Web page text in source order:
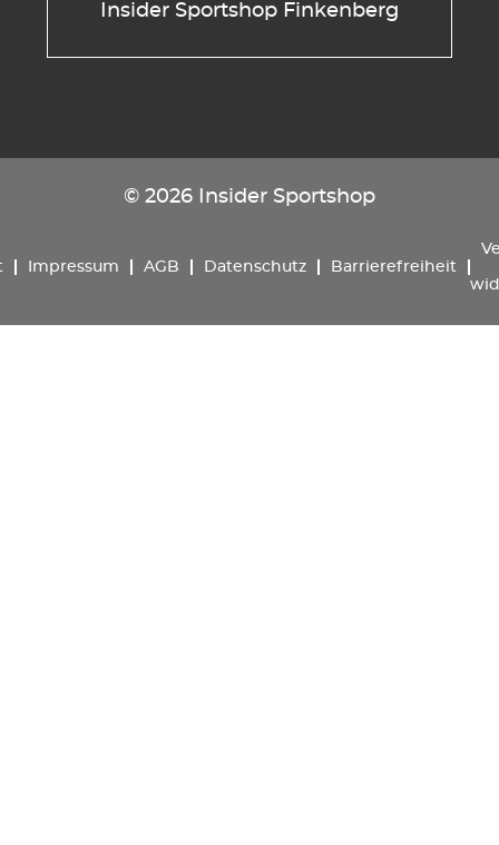
Insider Sportshop Finkenberg
© 2026 Insider Sportshop
Impressum AGB Datenschutz Barrierefreiheit